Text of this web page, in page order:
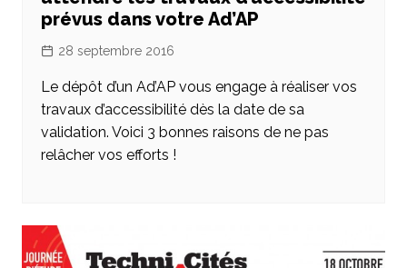
prévus dans votre Ad’AP
28 septembre 2016
Le dépôt d’un Ad’AP vous engage à réaliser vos
travaux d’accessibilité dès la date de sa
validation. Voici 3 bonnes raisons de ne pas
relâcher vos efforts !